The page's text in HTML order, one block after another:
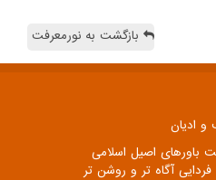
بازگشت به نورمعرفت
و ادیان
باورهای اصیل اسلامی
آگاه تر و روشن تر